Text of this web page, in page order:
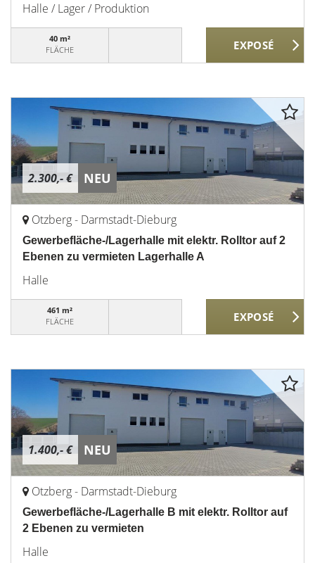
Halle / Lager / Produktion
40 m²
FLÄCHE
2.300,- € NEU
Otzberg - Darmstadt-Dieburg
Gewerbefläche-/Lagerhalle mit elektr. Rolltor auf 2
Ebenen zu vermieten Lagerhalle A
Halle
461 m²
FLÄCHE
1.400,- € NEU
Otzberg - Darmstadt-Dieburg
Gewerbefläche-/Lagerhalle B mit elektr. Rolltor auf
2 Ebenen zu vermieten
Halle